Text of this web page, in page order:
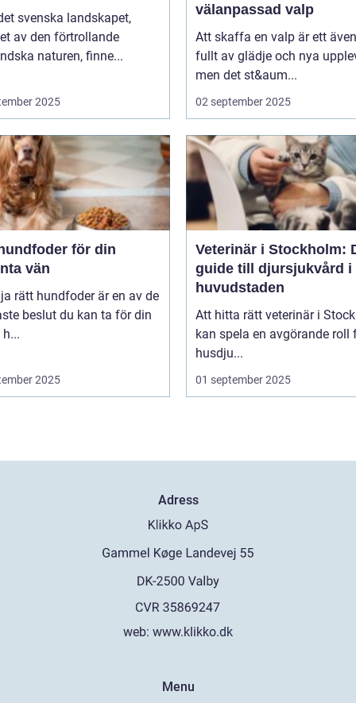
svenska landskapet,
av den förtrollande
naturen, finne...
2025
välanpassad valp
Att skaffa en valp är ett
fullt av glädje och nya
men det st&aum...
02 september 2025
för din
vän
rätt hundfoder är en av de
beslut du kan ta för din
2025
Veterinär i Stockholm:
guide till djursjukvård i
huvudstaden
Att hitta rätt veterinär i
kan spela en avgörande roll
husdju...
01 september 2025
Adress
web: www.klikko.dk
Menu